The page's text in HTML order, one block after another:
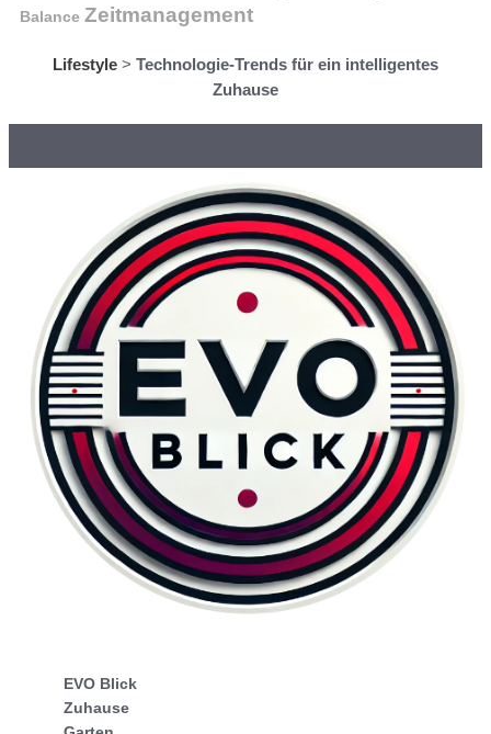
Balance Zeitmanagement
Lifestyle > Technologie-Trends für ein intelligentes
Zuhause
EVO Blick
Zuhause